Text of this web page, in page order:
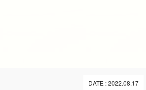
DATE : 2022.08.17